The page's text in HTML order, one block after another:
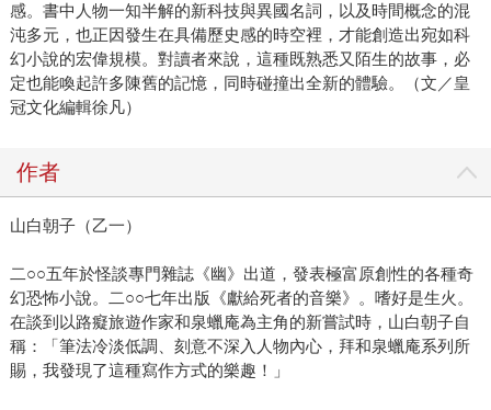
感。書中人物一知半解的新科技與異國名詞，以及時間概念的混
沌多元，也正因發生在具備歷史感的時空裡，才能創造出宛如科
幻小說的宏偉規模。對讀者來說，這種既熟悉又陌生的故事，必
定也能喚起許多陳舊的記憶，同時碰撞出全新的體驗。（文／皇
冠文化編輯徐凡）
作者
山白朝子（乙一）
二○○五年於怪談專門雜誌《幽》出道，發表極富原創性的各種奇
幻恐怖小說。二○○七年出版《獻給死者的音樂》。嗜好是生火。
在談到以路癡旅遊作家和泉蠟庵為主角的新嘗試時，山白朝子自
稱：「筆法冷淡低調、刻意不深入人物內心，拜和泉蠟庵系列所
賜，我發現了這種寫作方式的樂趣！」